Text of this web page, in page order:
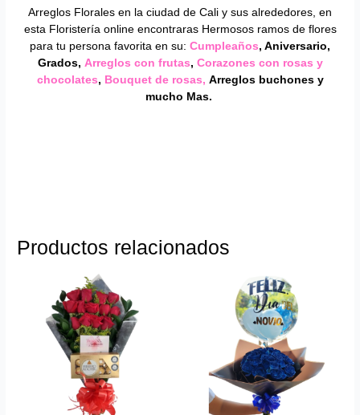
Arreglos Florales en la ciudad de Cali y sus alrededores, en
esta Floristería online encontraras Hermosos ramos de flores
para tu persona favorita en su: Cumpleaños, Aniversario,
Grados, Arreglos con frutas, Corazones con rosas y
chocolates, Bouquet de rosas, Arreglos buchones y
mucho Mas.
Productos relacionados